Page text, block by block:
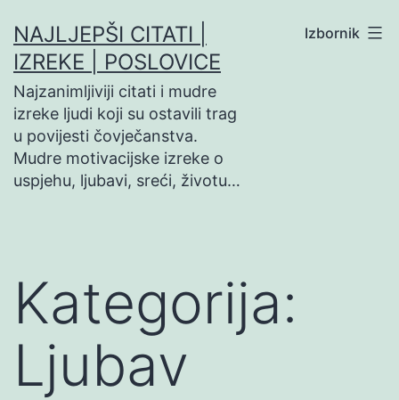
na
sadržaj
NAJLJEPŠI CITATI |
IZREKE | POSLOVICE
Najzanimljiviji citati i mudre
izreke ljudi koji su ostavili trag
u povijesti čovječanstva.
Mudre motivacijske izreke o
uspjehu, ljubavi, sreći, životu…
Izbornik
Kategorija:
Ljubav